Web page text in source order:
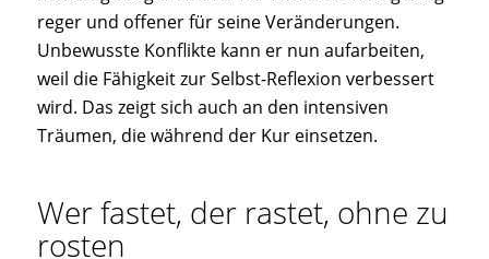
reger und offener für seine Veränderungen.
Unbewusste Konflikte kann er nun aufarbeiten,
weil die Fähigkeit zur Selbst-Reflexion verbessert
wird. Das zeigt sich auch an den intensiven
Träumen, die während der Kur einsetzen.
Wer fastet, der rastet, ohne zu
rosten